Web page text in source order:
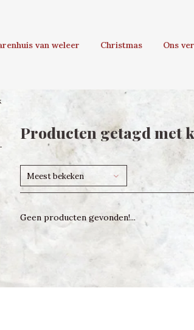
van weleer Christmas Ons
Producten getagd met
Meest bekeken
Geen producten gevonden!...